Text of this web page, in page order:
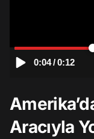
0:04/0:12
Aracıyla